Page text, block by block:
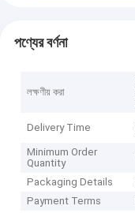
পণ্যের বর্ণনা
লক্ষণীয় করা
Delivery Time
Minimum Order
Quantity
Packaging Details
Payment Terms